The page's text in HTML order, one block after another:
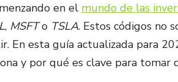
en el mundo de las
, MSFTo TSLA. Estos códigos no
En esta guía actualizada para
y por qué es clave para tomar